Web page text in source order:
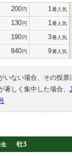
200円 1 番人気
130円 1 番人気
190円 3番人気
840円 9番人気
いない場合、その投
しく集中した場合、
生 牡3